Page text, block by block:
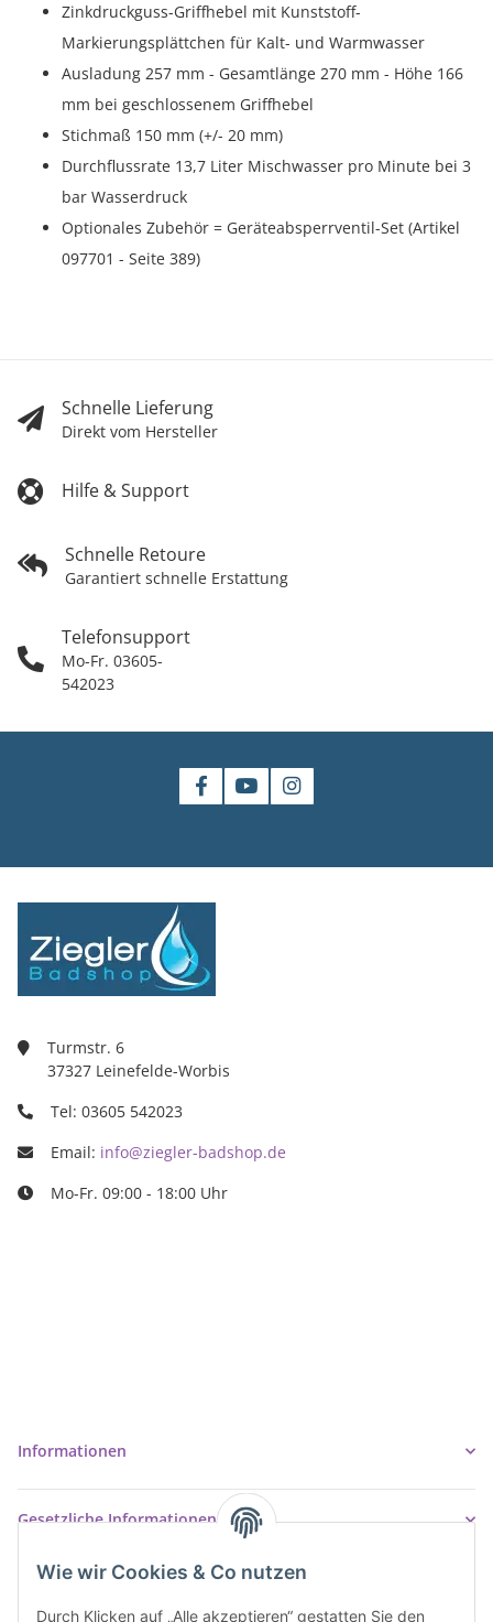
Wie wir Cookies & Co nutzen
Durch Klicken auf „Alle akzeptieren“ gestatten Sie den
Zinkdruckguss-Griffhebel mit Kunststoff-
Markierungsplättchen für Kalt- und Warmwasser
Ausladung 257 mm - Gesamtlänge 270 mm - Höhe 166
mm bei geschlossenem Griffhebel
Stichmaß 150 mm (+/- 20 mm)
Durchflussrate 13,7 Liter Mischwasser pro Minute bei 3
bar Wasserdruck
Optionales Zubehör = Geräteabsperrventil-Set (Artikel
097701 - Seite 389)
Schnelle Lieferung
Direkt vom Hersteller
Hilfe & Support
Schnelle Retoure
Garantiert schnelle Erstattung
Telefonsupport
Mo-Fr. 03605-
542023
Turmstr. 6
37327 Leinefelde-Worbis
Tel: 03605 542023
Email: info@ziegler-badshop.de
Mo-Fr. 09:00 - 18:00 Uhr
Informationen
Gesetzliche Informationen